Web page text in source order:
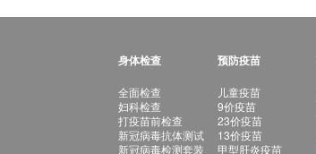
身体检查
全面检查
妇科检查
打疫苗前检查
新冠病毒抗体测试
新冠病毒检测套装
预防疫苗
儿童疫苗
9价疫苗
23价疫苗
13价疫苗
甲型肝炎疫苗